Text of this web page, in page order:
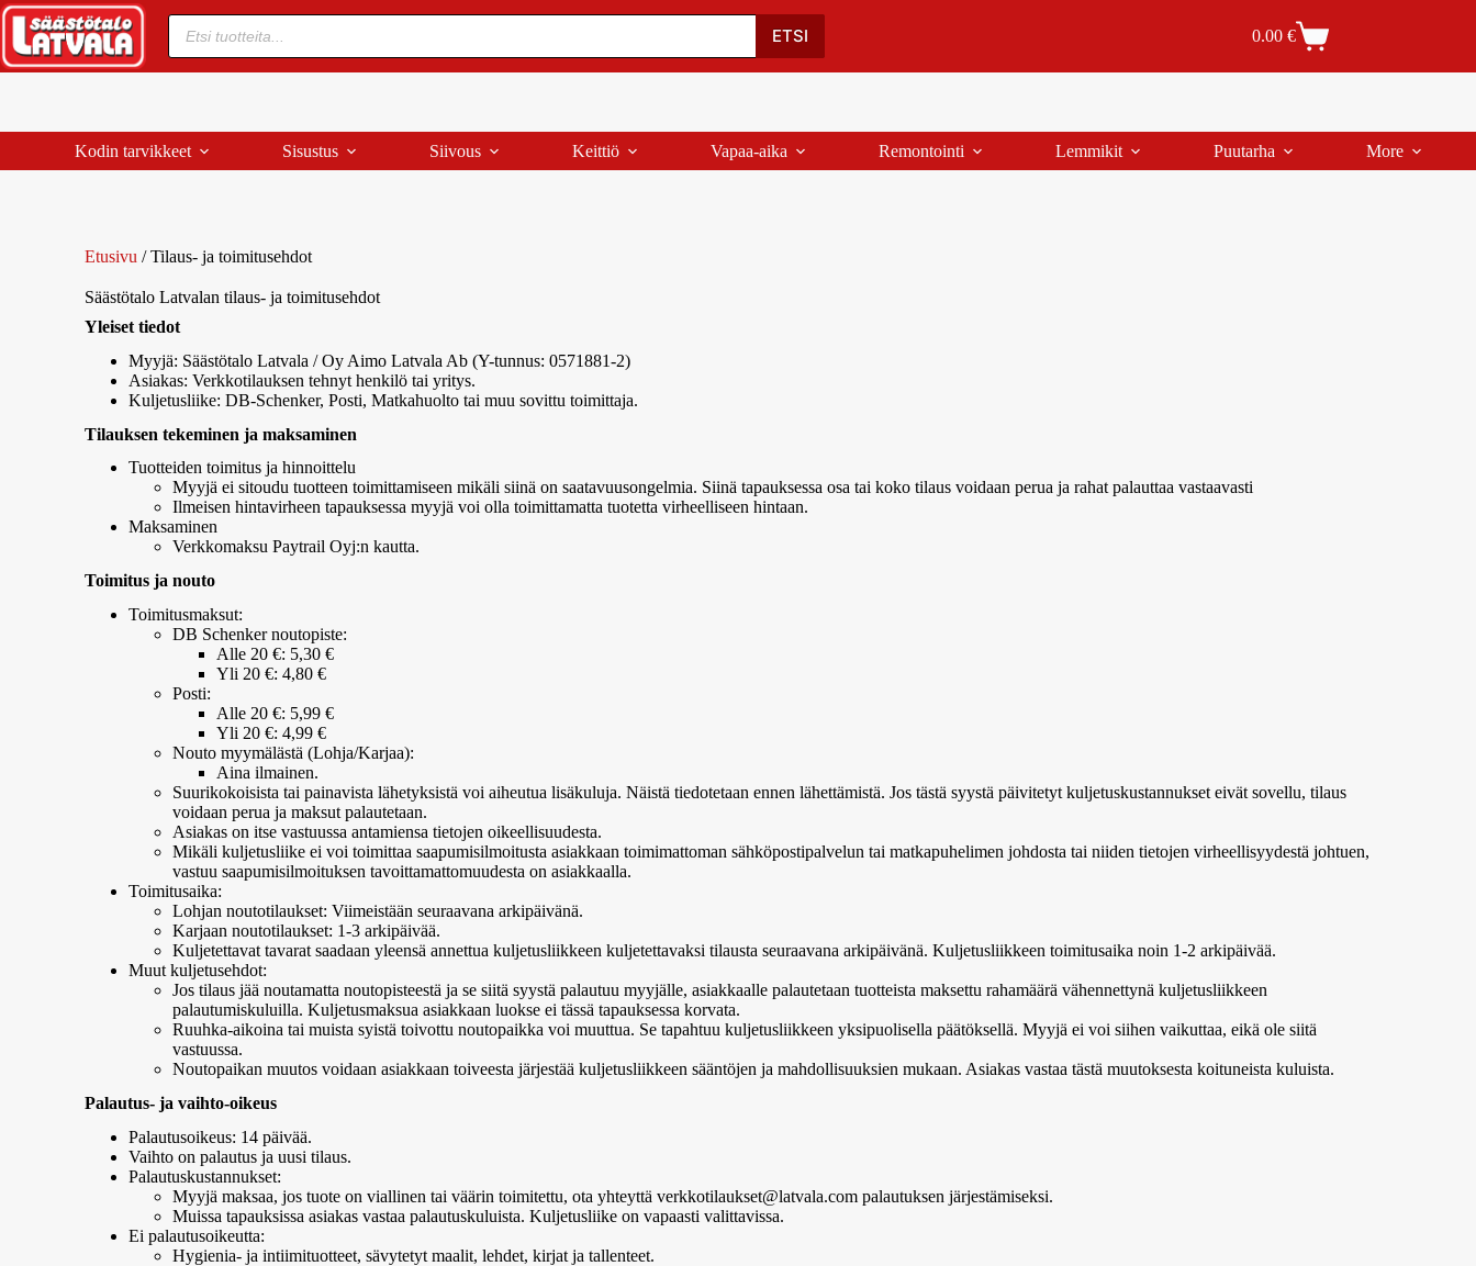
Oma Tili Ostoskori Yhteystiedot Tilauksen peruutus
ETSI 0.00 €
Kodin tarvikkeet Sisustus Siivous Keittiö Vapaa-aika Remontointi Lemmikit Puutarha More
Etusivu / Tilaus- ja toimitusehdot
Säästötalo Latvalan tilaus- ja toimitusehdot
Yleiset tiedot
Myyjä: Säästötalo Latvala / Oy Aimo Latvala Ab (Y-tunnus: 0571881-2)
Asiakas: Verkkotilauksen tehnyt henkilö tai yritys.
Kuljetusliike: DB-Schenker, Posti, Matkahuolto tai muu sovittu toimittaja.
Tilauksen tekeminen ja maksaminen
Tuotteiden toimitus ja hinnoittelu
Myyjä ei sitoudu tuotteen toimittamiseen mikäli siinä on saatavuusongelmia. Siinä tapauksessa osa tai koko tilaus voidaan perua ja rahat palauttaa vastaavasti
Ilmeisen hintavirheen tapauksessa myyjä voi olla toimittamatta tuotetta virheelliseen hintaan.
Maksaminen
Verkkomaksu Paytrail Oyj:n kautta.
Toimitus ja nouto
Toimitusmaksut:
DB Schenker noutopiste:
Alle 20 €: 5,30 €
Yli 20 €: 4,80 €
Posti:
Alle 20 €: 5,99 €
Yli 20 €: 4,99 €
Nouto myymälästä (Lohja/Karjaa):
Aina ilmainen.
Suurikokoisista tai painavista lähetyksistä voi aiheutua lisäkuluja. Näistä tiedotetaan ennen lähettämistä. Jos tästä syystä päivitetyt kuljetuskustannukset eivät sovellu, tilaus
voidaan perua ja maksut palautetaan.
Asiakas on itse vastuussa antamiensa tietojen oikeellisuudesta.
Mikäli kuljetusliike ei voi toimittaa saapumisilmoitusta asiakkaan toimimattoman sähköpostipalvelun tai matkapuhelimen johdosta tai niiden tietojen virheellisyydestä johtuen,
vastuu saapumisilmoituksen tavoittamattomuudesta on asiakkaalla.
Toimitusaika:
Lohjan noutotilaukset: Viimeistään seuraavana arkipäivänä.
Karjaan noutotilaukset: 1-3 arkipäivää.
Kuljetettavat tavarat saadaan yleensä annettua kuljetusliikkeen kuljetettavaksi tilausta seuraavana arkipäivänä. Kuljetusliikkeen toimitusaika noin 1-2 arkipäivää.
Muut kuljetusehdot:
Jos tilaus jää noutamatta noutopisteestä ja se siitä syystä palautuu myyjälle, asiakkaalle palautetaan tuotteista maksettu rahamäärä vähennettynä kuljetusliikkeen
palautumiskuluilla. Kuljetusmaksua asiakkaan luokse ei tässä tapauksessa korvata.
Ruuhka-aikoina tai muista syistä toivottu noutopaikka voi muuttua. Se tapahtuu kuljetusliikkeen yksipuolisella päätöksellä. Myyjä ei voi siihen vaikuttaa, eikä ole siitä
vastuussa.
Noutopaikan muutos voidaan asiakkaan toiveesta järjestää kuljetusliikkeen sääntöjen ja mahdollisuuksien mukaan. Asiakas vastaa tästä muutoksesta koituneista kuluista.
Palautus- ja vaihto-oikeus
Palautusoikeus: 14 päivää.
Vaihto on palautus ja uusi tilaus.
Palautuskustannukset:
Myyjä maksaa, jos tuote on viallinen tai väärin toimitettu, ota yhteyttä verkkotilaukset@latvala.com palautuksen järjestämiseksi.
Muissa tapauksissa asiakas vastaa palautuskuluista. Kuljetusliike on vapaasti valittavissa.
Ei palautusoikeutta:
Hygienia- ja intiimituotteet, sävytetyt maalit, lehdet, kirjat ja tallenteet.